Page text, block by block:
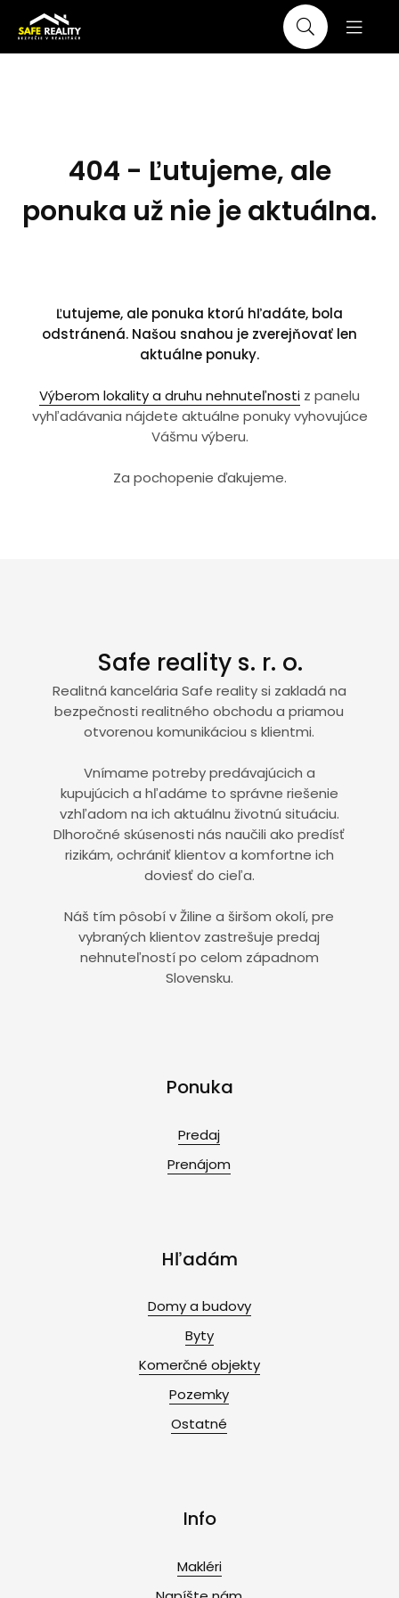
404 - Ľutujeme, ale
ponuka už nie je aktuálna.
Ľutujeme, ale ponuka ktorú hľadáte, bola
odstránená. Našou snahou je zverejňovať len
aktuálne ponuky.
Výberom lokality a druhu nehnuteľnosti z panelu
vyhľadávania nájdete aktuálne ponuky vyhovujúce
Vášmu výberu.
Za pochopenie ďakujeme.
Safe reality s. r. o.
Realitná kancelária Safe reality si zakladá na
bezpečnosti realitného obchodu a priamou
otvorenou komunikáciou s klientmi.
Vnímame potreby predávajúcich a
kupujúcich a hľadáme to správne riešenie
vzhľadom na ich aktuálnu životnú situáciu.
Dlhoročné skúsenosti nás naučili ako predísť
rizikám, ochrániť klientov a komfortne ich
doviesť do cieľa.
Náš tím pôsobí v Žiline a širšom okolí, pre
vybraných klientov zastrešuje predaj
nehnuteľností po celom západnom
Slovensku.
Ponuka
Predaj
Prenájom
Hľadám
Domy a budovy
Byty
Komerčné objekty
Pozemky
Ostatné
Info
Makléri